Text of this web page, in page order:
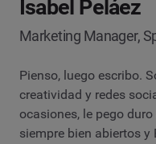
Isabel Peláez
Marketing Manager,
Pienso, luego escribo.
creatividad y redes
ocasiones, le pego
siempre bien abiertos